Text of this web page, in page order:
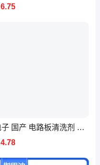
6.75
电子 国产 电路板清洗剂 纯度99.9% 送货 淡 25千克/桶 环保洗板
4.78